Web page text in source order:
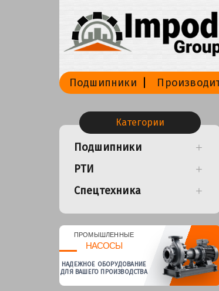
Подшипники
Категории
Подшипники
РТИ
Спецтехника
ПРОМЫШЛЕННЫЕ
НАСОСЫ
НАДЕЖНОЕ ОБОРУДОВАНИЕ
ДЛЯ ВАШЕГО ПРОИЗВОДСТВА